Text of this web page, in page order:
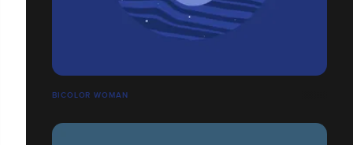
BICOLOR WOMAN